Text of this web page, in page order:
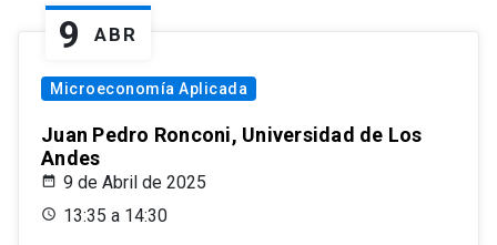
9 ABR
Microeconomía Aplicada
Juan Pedro Ronconi, Universidad de Los
Andes
9 de Abril de 2025
13:35 a 14:30